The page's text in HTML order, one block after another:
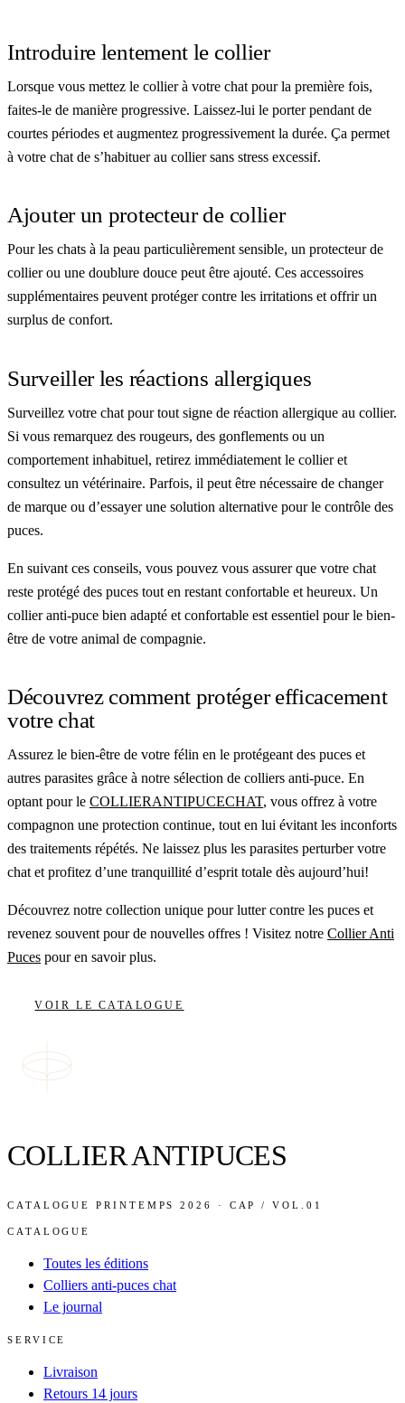
Introduire lentement le collier
Lorsque vous mettez le collier à votre chat pour la première fois,
faites-le de manière progressive. Laissez-lui le porter pendant de
courtes périodes et augmentez progressivement la durée. Ça permet
à votre chat de s’habituer au collier sans stress excessif.
Ajouter un protecteur de collier
Pour les chats à la peau particulièrement sensible, un protecteur de
collier ou une doublure douce peut être ajouté. Ces accessoires
supplémentaires peuvent protéger contre les irritations et offrir un
surplus de confort.
Surveiller les réactions allergiques
Surveillez votre chat pour tout signe de réaction allergique au collier.
Si vous remarquez des rougeurs, des gonflements ou un
comportement inhabituel, retirez immédiatement le collier et
consultez un vétérinaire. Parfois, il peut être nécessaire de changer
de marque ou d’essayer une solution alternative pour le contrôle des
puces.
En suivant ces conseils, vous pouvez vous assurer que votre chat
reste protégé des puces tout en restant confortable et heureux. Un
collier anti-puce bien adapté et confortable est essentiel pour le bien-
être de votre animal de compagnie.
Découvrez comment protéger efficacement
votre chat
Assurez le bien-être de votre félin en le protégeant des puces et
autres parasites grâce à notre sélection de colliers anti-puce. En
optant pour le COLLIERANTIPUCECHAT, vous offrez à votre
compagnon une protection continue, tout en lui évitant les inconforts
des traitements répétés. Ne laissez plus les parasites perturber votre
chat et profitez d’une tranquillité d’esprit totale dès aujourd’hui!
Découvrez notre collection unique pour lutter contre les puces et
revenez souvent pour de nouvelles offres ! Visitez notre Collier Anti
Puces pour en savoir plus.
VOIR LE CATALOGUE
COLLIER ANTIPUCES
CATALOGUE PRINTEMPS 2026 · CAP / VOL.01
CATALOGUE
Toutes les éditions
Colliers anti-puces chat
Le journal
SERVICE
Livraison
Retours 14 jours